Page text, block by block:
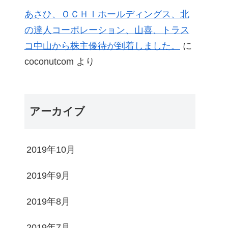
あさひ、ＯＣＨＩホールディングス、北
の達人コーポレーション、山喜、トラス
コ中山から株主優待が到着しました。
に
coconutcom より
アーカイブ
2019年10月
2019年9月
2019年8月